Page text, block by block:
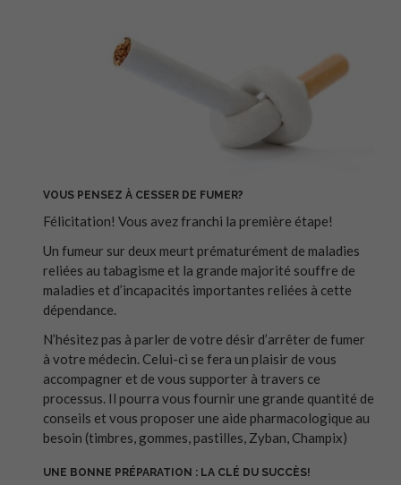
VOUS PENSEZ À CESSER DE FUMER?
Félicitation! Vous avez franchi la première étape!
Un fumeur sur deux meurt prématurément de maladies
reliées au tabagisme et la grande majorité souffre de
maladies et d’incapacités importantes reliées à cette
dépendance.
N’hésitez pas à parler de votre désir d’arrêter de fumer
à votre médecin. Celui-ci se fera un plaisir de vous
accompagner et de vous supporter à travers ce
processus. Il pourra vous fournir une grande quantité de
conseils et vous proposer une aide pharmacologique au
besoin (timbres, gommes, pastilles, Zyban, Champix)
UNE BONNE PRÉPARATION : LA CLÉ DU SUCCÈS!